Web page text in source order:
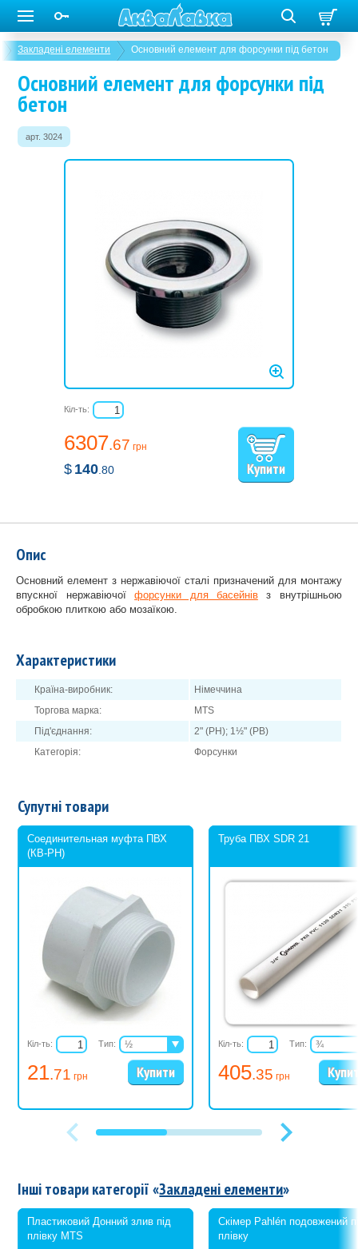
Закладені елементи Основний елемент для форсунки під бетон
Основний елемент для форсунки під
бетон
арт. 3024
6307.67 грн
$ 140 .80
Кіл-ть:
Опис
Основний елемент з нержавіючої сталі призначений для монтажу
впускної нержавіючоїфорсунки для басейнівз внутрішньою
обробкою плиткою або мозаїкою.
Характеристики
Країна-виробник:
Німеччина
Торгова марка:
MTS
Під'єднання:
2" (РН); 1½" (РВ)
Категорія:
Форсунки
Супутні товари
Соединительная муфта ПВХ
(КВ-РН)
21.71 грн
Кіл-ть: Тип:
½
¾
1¼
2½
Труба ПВХ SDR 21
405.35 грн
Кіл-ть: Тип:
¾
1
1½
Інші товари категорії «Закладені елементи»
Пластиковий Донний злив під
плівку MTS
Скімер Pahlén подовжений
плівку